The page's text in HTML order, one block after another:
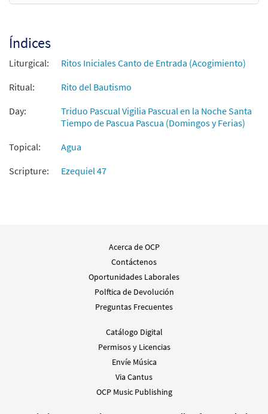
Fieles Te Alabamos [Partitura Coral/Sólo
Voces PDF]
Muestra
Índices
Liturgical:
Ritos Iniciales Canto de Entrada (Acogimiento)
Ritual:
Rito del Bautismo
Day:
Triduo Pascual Vigilia Pascual en la Noche Santa
Tiempo de Pascua Pascua (Domingos y Ferias)
Topical:
Agua
Scripture:
Ezequiel 47
Acerca de OCP
Contáctenos
Oportunidades Laborales
Polftica de Devolución
Preguntas Frecuentes
Catálogo Digital
Permisos y Licencias
Envíe Música
Via Cantus
OCP Music Publishing